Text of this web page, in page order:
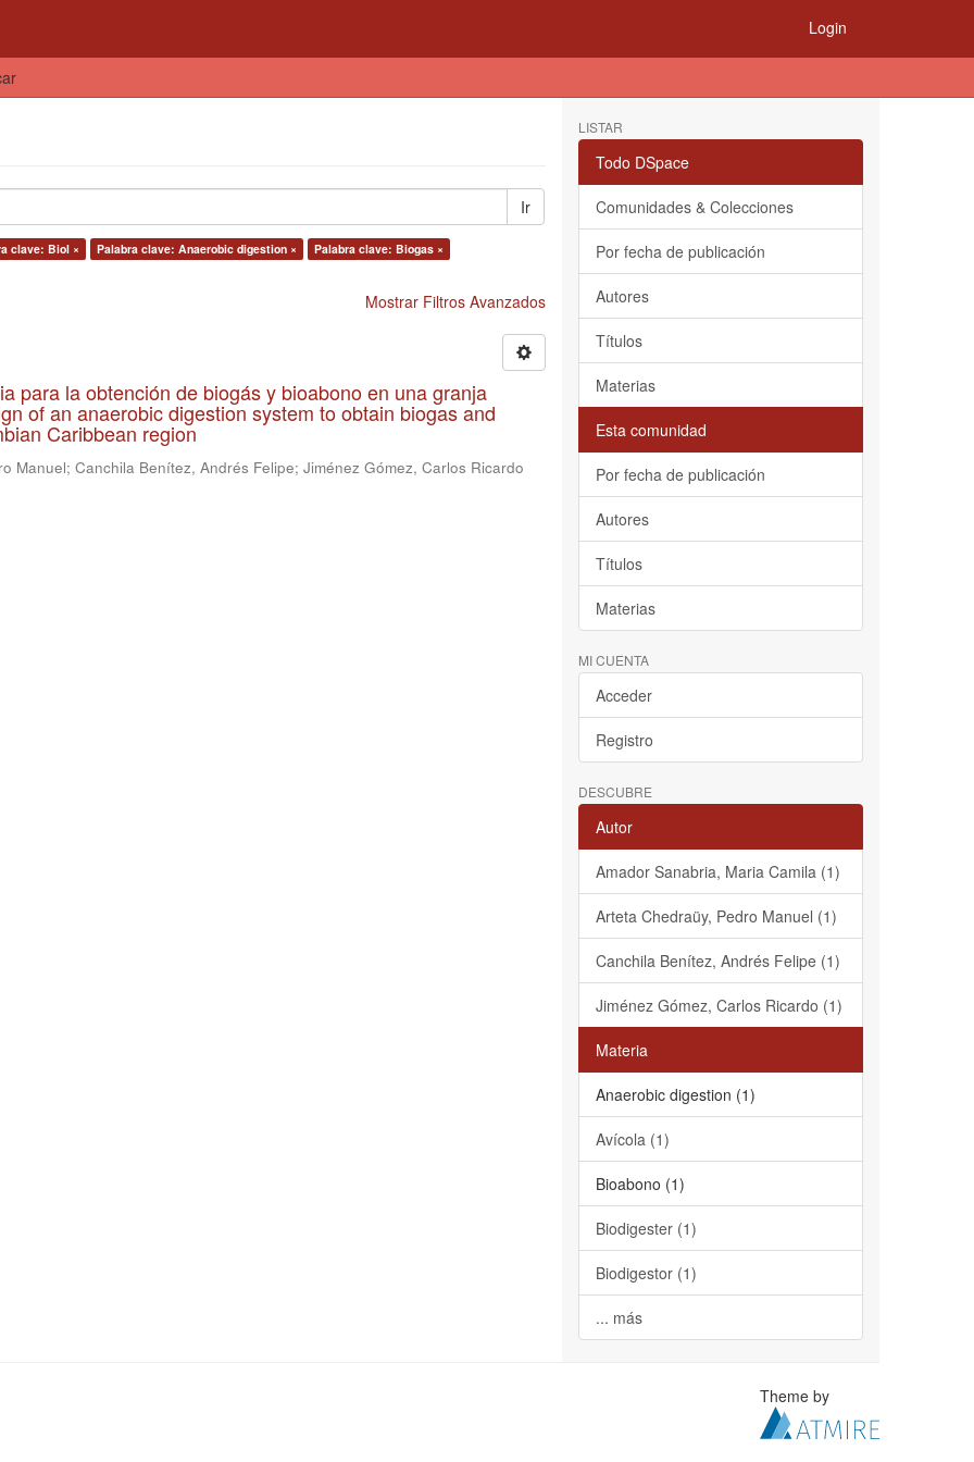
Login
Ir
clave: Biol × Palabra clave: Anaerobic digestion ×
Palabra clave: Biogas ×
Mostrar Filtros Avanzados
para la obtención de biogás y bioabono en una granja
of an anaerobic digestion system to obtain biogas and
Caribbean region
Manuel; Canchila Benítez, Andrés Felipe; Jiménez Gómez, Carlos Ricardo
LISTAR
Todo DSpace
Comunidades & Colecciones
Por fecha de publicación
Autores
Títulos
Materias
Esta comunidad
Por fecha de publicación
Autores
Títulos
Materias
MI CUENTA
Acceder
Registro
DESCUBRE
Autor
Amador Sanabria, Maria Camila (1)
Arteta Chedraüy, Pedro Manuel (1)
Canchila Benítez, Andrés Felipe (1)
Jiménez Gómez, Carlos Ricardo (1)
Materia
Anaerobic digestion (1)
Avícola (1)
Bioabono (1)
Biodigester (1)
Biodigestor (1)
... más
Theme by